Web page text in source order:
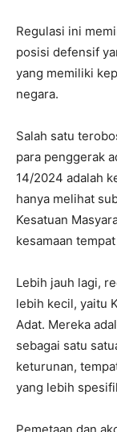
Regulasi ini
posisi defensif
yang memiliki
negara.
Salah satu
para penggerak
14/2024 adalah
hanya melihat
Kesatuan
kesamaan
Lebih jauh lagi,
lebih kecil, yaitu
Adat. Mereka
sebagai satu
keturunan,
yang lebih